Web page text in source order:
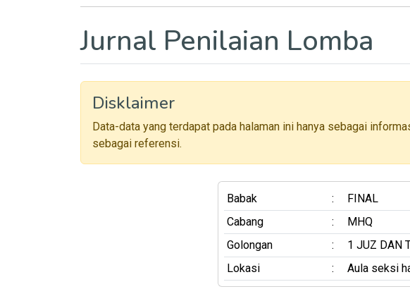
Jurnal Penilaian Lomba
Disklaimer
Data-data yang terdapat pada halaman ini hanya sebagai
sebagai referensi.
Babak :
FINAL
Cabang
:
MHQ
Golongan
:
1 JUZ DAN
Lokasi
: Aula seksi